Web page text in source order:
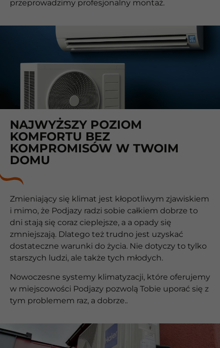
przeprowadzimy profesjonalny montaż.
NAJWYŻSZY POZIOM
KOMFORTU BEZ
KOMPROMISÓW W TWOIM
DOMU
Zmieniający się klimat jest kłopotliwym zjawiskiem
i mimo, że Podjazy radzi sobie całkiem dobrze to
dni stają się coraz cieplejsze, a a opady się
zmniejszają. Dlatego też trudno jest uzyskać
dostateczne warunki do życia. Nie dotyczy to tylko
starszych ludzi, ale także tych młodych.
Nowoczesne systemy klimatyzacji, które oferujemy
w miejscowości Podjazy pozwolą Tobie uporać się z
tym problemem raz, a dobrze..